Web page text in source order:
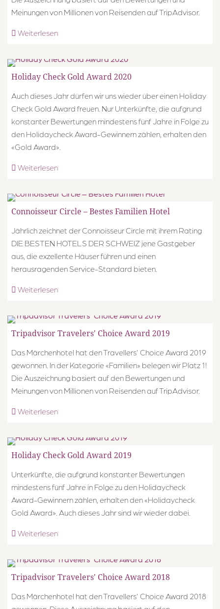
Meinungen von Millionen von Reisenden auf TripAdvisor.
Weiterlesen
Holiday Check Gold Award 2020
Auch dieses Jahr dürfen wir uns wieder über einen Holiday
Check Gold Award freuen. Nur Unterkünfte, die aufgrund
konstanter Bewertungen mindestens fünf Jahre in Folge zu
den Holidaycheck Award-Gewinnern zählen, erhalten den
«Gold Award».
Weiterlesen
Connoisseur Circle – Bestes Familien Hotel
Jährlich zeichnet der Connoisseur Circle mit ihrem Rating
DIE BESTEN HOTELS DER SCHWEIZ jene Gastgeber
aus, die exzellente Häuser führen und einen
herausragenden Service-Standard bieten.
Weiterlesen
Tripadvisor Travelers' Choice Award 2019
Das Märchenhotel hat den Travellers' Choice Award 2019
gewonnen. In der Kategorie «Familien» belegen wir Platz 1!
Die Auszeichnung basiert auf den Bewertungen und
Meinungen von Millionen von Reisenden auf TripAdvisor.
Weiterlesen
Holiday Check Gold Award 2019
Unterkünfte, die aufgrund konstanter Bewertungen
mindestens fünf Jahre in Folge zu den Holidaycheck
Award-Gewinnern zählen, erhalten den «Holidaycheck
Gold Award». Auch dieses Jahr sind wir wieder dabei.
Weiterlesen
Tripadvisor Travelers' Choice Award 2018
Das Märchenhotel hat den Travellers' Choice Award 2018